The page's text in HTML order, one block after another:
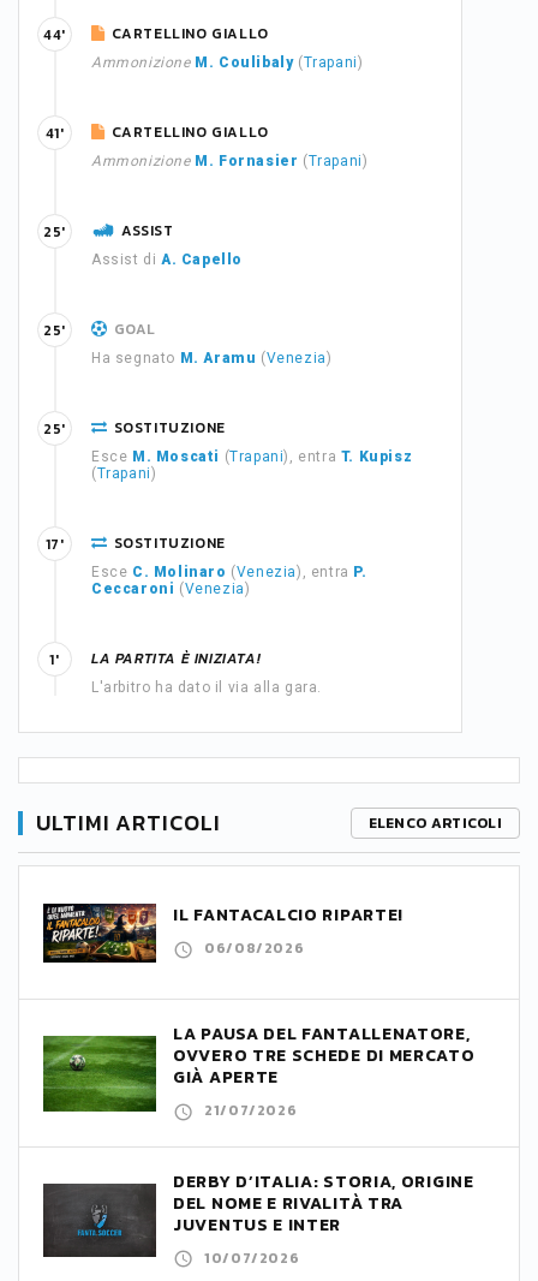
CARTELLINO GIALLO
Ammonizione M. Coulibaly(Trapani)
44'
CARTELLINO GIALLO
Ammonizione M. Fornasier (Trapani)
41'
ASSIST
Assist di A. Capello
25'
GOAL
Ha segnato M. Aramu (Venezia)
25'
SOSTITUZIONE
Esce M. Moscati (Trapani), entra T. Kupisz
(Trapani)
25'
SOSTITUZIONE
Esce C. Molinaro (Venezia), entra P.
Ceccaroni (Venezia)
17'
LA PARTITA È INIZIATA!
L'arbitro ha dato il via alla gara.
1'
ULTIMI ARTICOLI ELENCO ARTICOLI
IL FANTACALCIO RIPARTE!
06/08/2026
LA PAUSA DEL FANTALLENATORE,
OVVERO TRE SCHEDE DI MERCATO
GIÀ APERTE
21/07/2026
DERBY D’ITALIA: STORIA, ORIGINE
DEL NOME E RIVALITÀ TRA
JUVENTUS E INTER
10/07/2026